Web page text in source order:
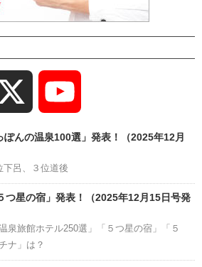
Channel
ぽんの温泉100選」発表！（2025年12月
下呂、３位道後
つ星の宿」発表！（2025年12月15日号発
泉旅館ホテル250選」「５つ星の宿」「５
ナ」は？